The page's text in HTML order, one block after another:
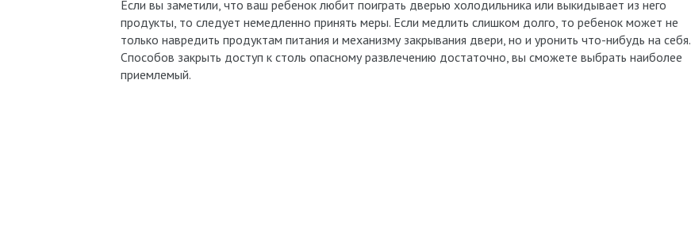
Если вы заметили, что ваш ребенок любит поиграть дверью холодильника или выкидывает из него
продукты, то следует немедленно принять меры. Если медлить слишком долго, то ребенок может не
только навредить продуктам питания и механизму закрывания двери, но и уронить что-нибудь на себя.
Способов закрыть доступ к столь опасному развлечению достаточно, вы сможете выбрать наиболее
приемлемый.